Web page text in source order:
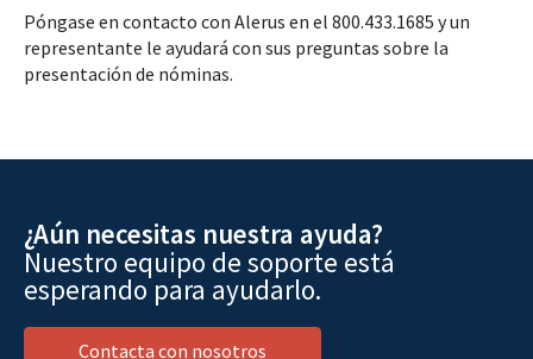
Póngase en contacto con Alerus en el 800.433.1685 y un
representante le ayudará con sus preguntas sobre la
presentación de nóminas.
¿Aún necesitas nuestra ayuda?
Nuestro equipo de soporte está
esperando para ayudarlo.
Contacta con nosotros